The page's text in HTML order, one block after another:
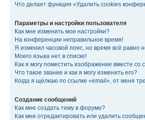
Что делает функция «Удалить cookies
Параметры и настройки пользователя
Как мне изменить мои настройки?
На конференции неправильное время!
Я изменил часовой пояс, но время всё равно
Моего языка нет в списке!
Как я могу поместить изображение вместе со
Что такое звание и как я могу изменить его?
Когда я щёлкаю по ссылке «email», от меня
Создание сообщений
Как мне создать тему в форуме?
Как мне отредактировать или удалить